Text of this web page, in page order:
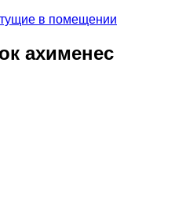
в помещении
ахименес